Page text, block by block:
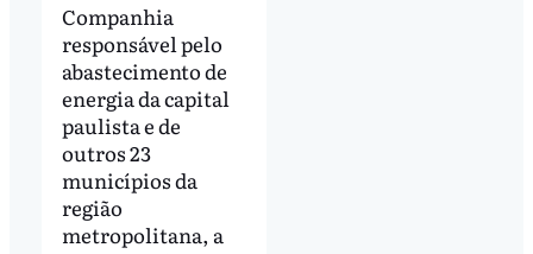
Companhia
responsável pelo
abastecimento de
energia da capital
paulista e de
outros 23
municípios da
região
metropolitana, a